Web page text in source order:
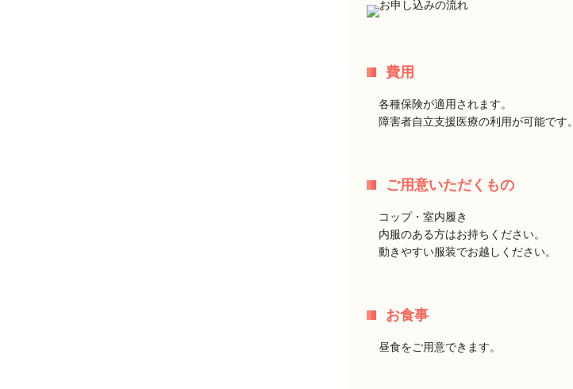
費用
各種保険が適用されます。
障害者自立支援医療の利用が可能です。
ご用意いただくもの
コップ・室内履き
内服のある方はお持ちください。
動きやすい服装でお越しください。
お食事
昼食をご用意できます。